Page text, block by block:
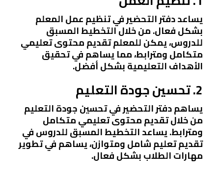
يساعد دفتر التحضير في تنظيم عمل المعلم
بشكل فعال. من خلال التخطيط المسبق
للدروس، يمكن للمعلم تقديم محتوى تعليمي
متكامل ومترابط، مما يساهم في تحقيق
الأهداف التعليمية بشكل أفضل.
2. تحسين جودة التعليم
يساهم دفتر التحضير في تحسين جودة التعليم
من خلال تقديم محتوى تعليمي متكامل
ومترابط. يساعد التخطيط المسبق للدروس في
تقديم تعليم شامل ومتوازن، يساهم في تطوير
مهارات الطلاب بشكل فعال.